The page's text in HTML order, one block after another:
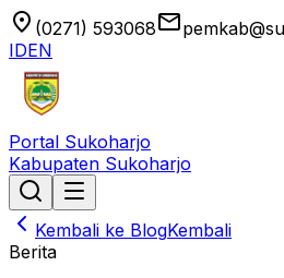
location_on (0271) 593068email
IDEN
Portal Sukoharjo
Kabupaten Sukoharjo
Kembali ke BlogKembali
Berita